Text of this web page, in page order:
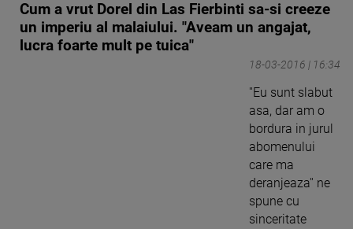
Cum a vrut Dorel din Las Fierbinti sa-si creeze
un imperiu al malaiului. "Aveam un angajat,
lucra foarte mult pe tuica"
18-03-2016 | 16:34
''Eu sunt slabut
asa, dar am o
bordura in jurul
abomenului
care ma
deranjeaza'' ne
spune cu
sinceritate